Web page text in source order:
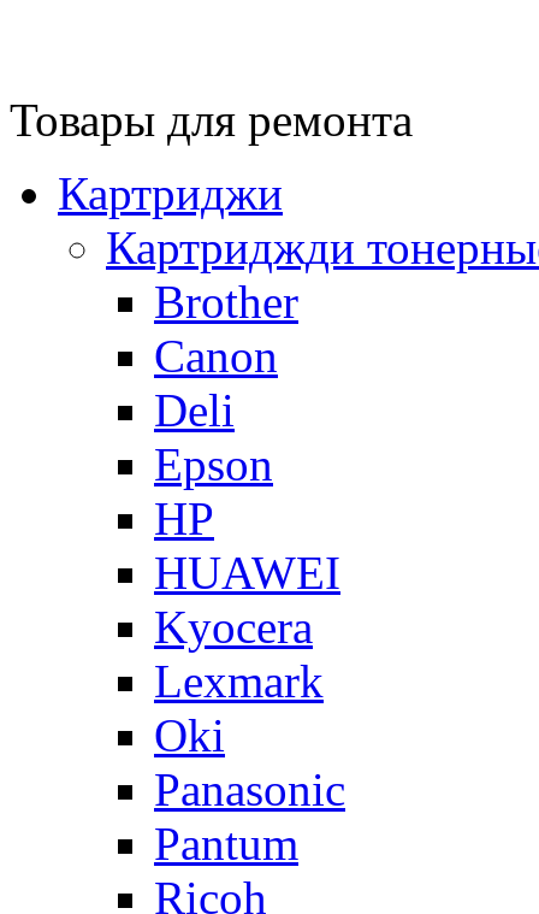
Товары для ремонта
Картриджи
Картриджди
Brother
Canon
Deli
Epson
HP
HUAWEI
Kyocera
Lexmark
Oki
Panasonic
Pantum
Ricoh